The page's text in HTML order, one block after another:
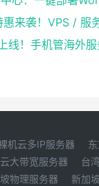
机云多IP服务器
大带宽服务器 台
物理服务器 新加